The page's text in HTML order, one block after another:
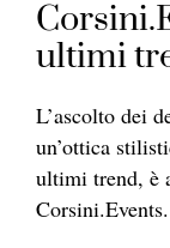
ultimi
L’ascolto dei
un’ottica
ultimi trend, è
Corsini.Events.